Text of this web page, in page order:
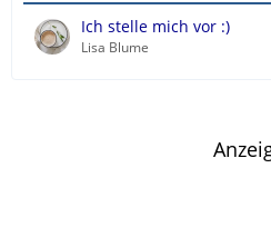
Ich stelle mich vor :)
Lisa Blume